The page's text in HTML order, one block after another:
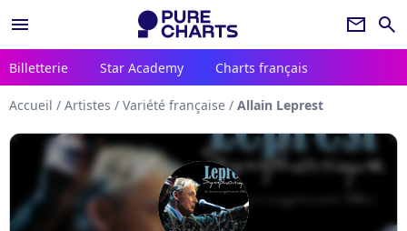
menu newsletter search
Billetterie Star Academy Charts français
Accueil / Artistes / Variété française / Allain Leprest